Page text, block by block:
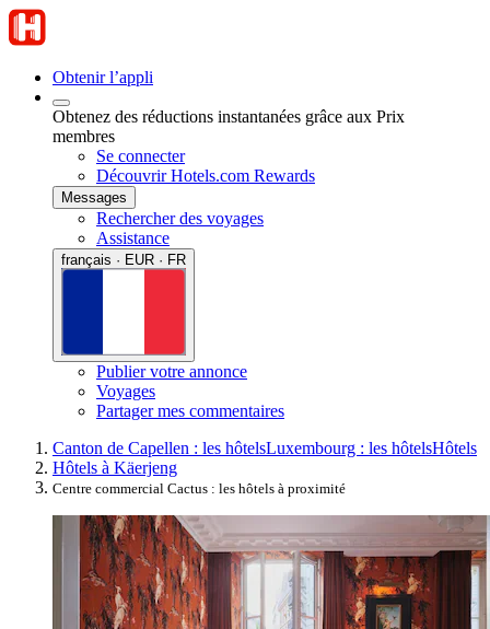
Obtenir l’appli
Obtenez des réductions instantanées grâce aux Prix
membres
Se connecter
Découvrir Hotels.com Rewards
Messages
Rechercher des voyages
Assistance
français · EUR · FR
Publier votre annonce
Voyages
Partager mes commentaires
Canton de Capellen : les hôtelsLuxembourg : les hôtelsHôtels
Hôtels à Käerjeng
Centre commercial Cactus : les hôtels à proximité